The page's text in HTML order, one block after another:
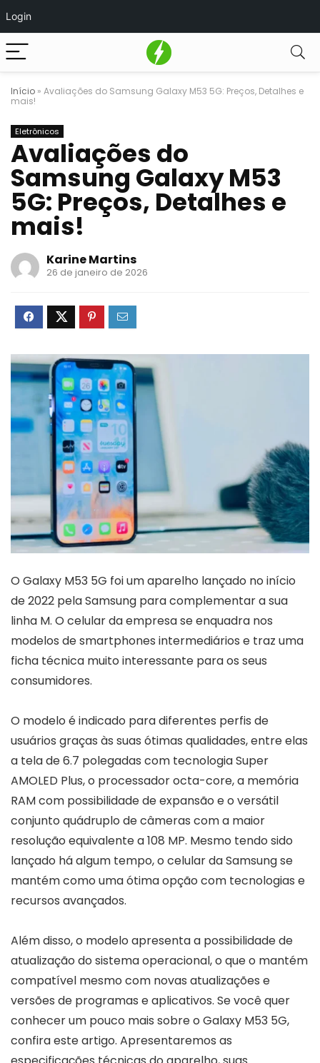
Login
Início » Avaliações do Samsung Galaxy M53 5G: Preços, Detalhes e
mais!
Eletrônicos
Avaliações do
Samsung Galaxy M53
5G: Preços, Detalhes e
mais!
Karine Martins
26 de janeiro de 2026
O Galaxy M53 5G foi um aparelho lançado no início
de 2022 pela Samsung para complementar a sua
linha M. O celular da empresa se enquadra nos
modelos de smartphones intermediários e traz uma
ficha técnica muito interessante para os seus
consumidores.
O modelo é indicado para diferentes perfis de
usuários graças às suas ótimas qualidades, entre elas
a tela de 6.7 polegadas com tecnologia Super
AMOLED Plus, o processador octa-core, a memória
RAM com possibilidade de expansão e o versátil
conjunto quádruplo de câmeras com a maior
resolução equivalente a 108 MP. Mesmo tendo sido
lançado há algum tempo, o celular da Samsung se
mantém como uma ótima opção com tecnologias e
recursos avançados.
Além disso, o modelo apresenta a possibilidade de
atualização do sistema operacional, o que o mantém
compatível mesmo com novas atualizações e
versões de programas e aplicativos. Se você quer
conhecer um pouco mais sobre o Galaxy M53 5G,
confira este artigo. Apresentaremos as